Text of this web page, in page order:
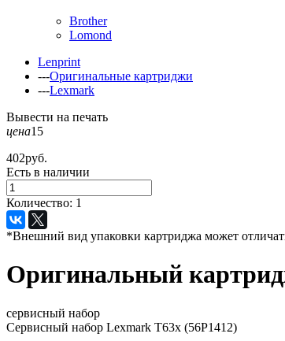
Brother
Lomond
Lenprint
---Оригинальные картриджи
---Lexmark
Вывести на печать
цена15
402руб.
Есть в наличии
Количество: 1
*Внешний вид упаковки картриджа может
Оригинальный
сервисный набор
Сервисный набор Lexmark T63x (56P1412)